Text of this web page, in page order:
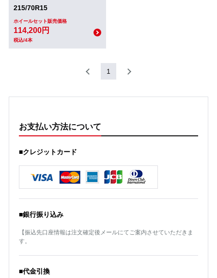
215/70R15
ホイールセット販売価格
114,200円
税込/4本
1
お支払い方法について
■クレジットカード
■銀行振り込み
【振込先口座情報は注文確定後メールにてご案内させていただきま
す。
■代金引換